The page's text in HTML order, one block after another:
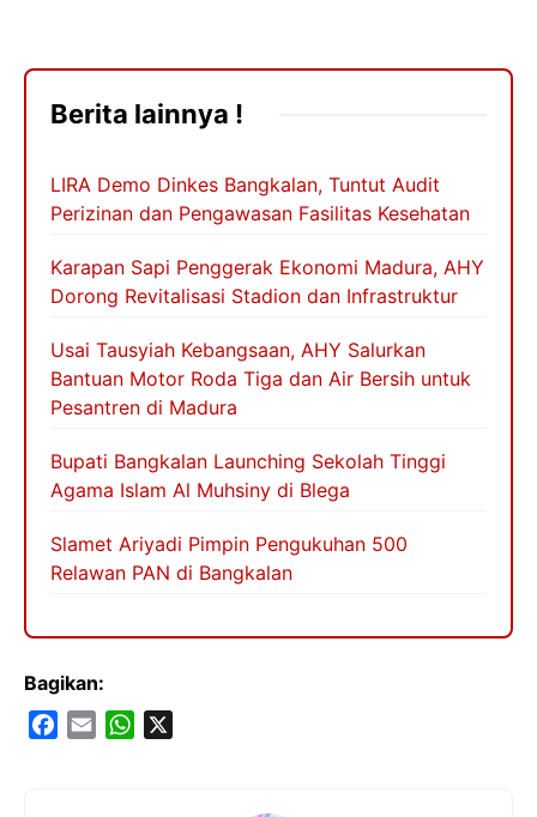
Berita lainnya !
LIRA Demo Dinkes Bangkalan, Tuntut Audit
Perizinan dan Pengawasan Fasilitas Kesehatan
Karapan Sapi Penggerak Ekonomi Madura, AHY
Dorong Revitalisasi Stadion dan Infrastruktur
Usai Tausyiah Kebangsaan, AHY Salurkan
Bantuan Motor Roda Tiga dan Air Bersih untuk
Pesantren di Madura
Bupati Bangkalan Launching Sekolah Tinggi
Agama Islam Al Muhsiny di Blega
Slamet Ariyadi Pimpin Pengukuhan 500
Relawan PAN di Bangkalan
Bagikan:
W